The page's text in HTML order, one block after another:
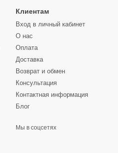
Клиентам
Вход в личный кабинет
О нас
Оплата
Доставка
Возврат и обмен
Консультация
Контактная информация
Блог
Мы в соцсетях